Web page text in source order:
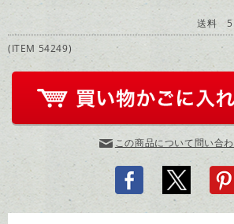
送料
(ITEM 54249)
この商品について問い合